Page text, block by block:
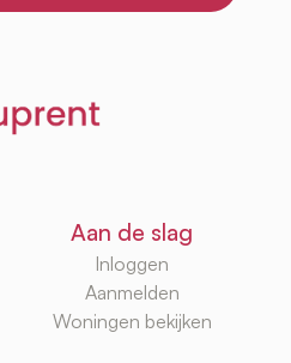
Aan de slag
Inloggen
Aanmelden
Woningen bekijken